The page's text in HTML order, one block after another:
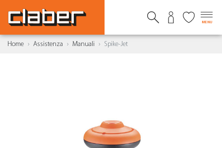
MENU
Home Assistenza Manuali Spike-Jet